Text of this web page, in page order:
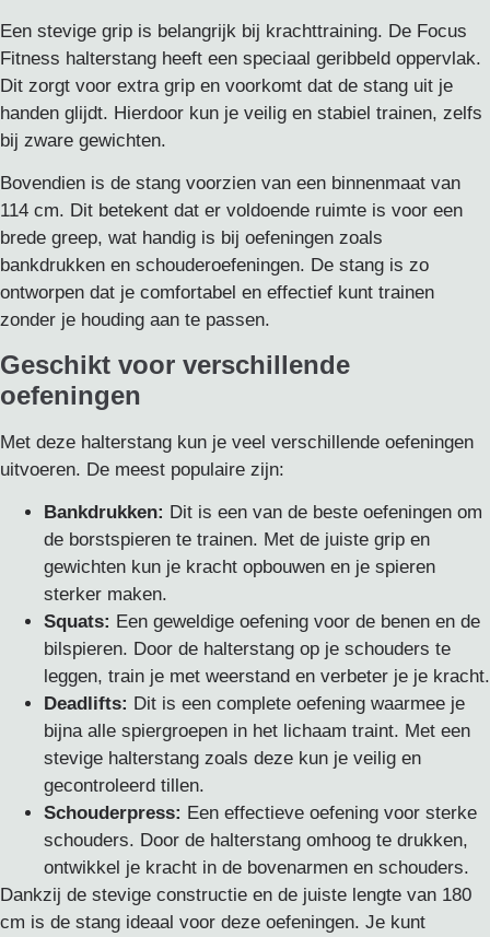
Een stevige grip is belangrijk bij krachttraining. De Focus
Fitness halterstang heeft een speciaal geribbeld oppervlak.
Dit zorgt voor extra grip en voorkomt dat de stang uit je
handen glijdt. Hierdoor kun je veilig en stabiel trainen, zelfs
bij zware gewichten.
Bovendien is de stang voorzien van een binnenmaat van
114 cm. Dit betekent dat er voldoende ruimte is voor een
brede greep, wat handig is bij oefeningen zoals
bankdrukken en schouderoefeningen. De stang is zo
ontworpen dat je comfortabel en effectief kunt trainen
zonder je houding aan te passen.
Geschikt voor verschillende
oefeningen
Met deze halterstang kun je veel verschillende oefeningen
uitvoeren. De meest populaire zijn:
Bankdrukken: Dit is een van de beste oefeningen om
de borstspieren te trainen. Met de juiste grip en
gewichten kun je kracht opbouwen en je spieren
sterker maken.
Squats: Een geweldige oefening voor de benen en de
bilspieren. Door de halterstang op je schouders te
leggen, train je met weerstand en verbeter je je kracht.
Deadlifts: Dit is een complete oefening waarmee je
bijna alle spiergroepen in het lichaam traint. Met een
stevige halterstang zoals deze kun je veilig en
gecontroleerd tillen.
Schouderpress: Een effectieve oefening voor sterke
schouders. Door de halterstang omhoog te drukken,
ontwikkel je kracht in de bovenarmen en schouders.
Dankzij de stevige constructie en de juiste lengte van 180
cm is de stang ideaal voor deze oefeningen. Je kunt